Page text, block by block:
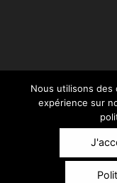
Nous utilisons des
expérience sur